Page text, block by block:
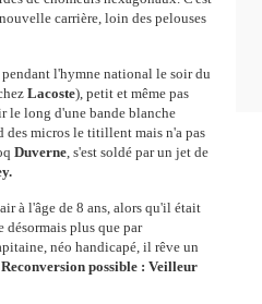
carrière, loin des pelouses
pendant l'hymne national le soir du
Lacoste), petit et même pas
le long d'une bande blanche
des micros le titillent mais n'a pas
Duverne, s'est soldé par un jet de
à l'âge de 8 ans, alors qu'il était
désormais plus que par
néo handicapé, il rêve un
Reconversion possible : Veilleur